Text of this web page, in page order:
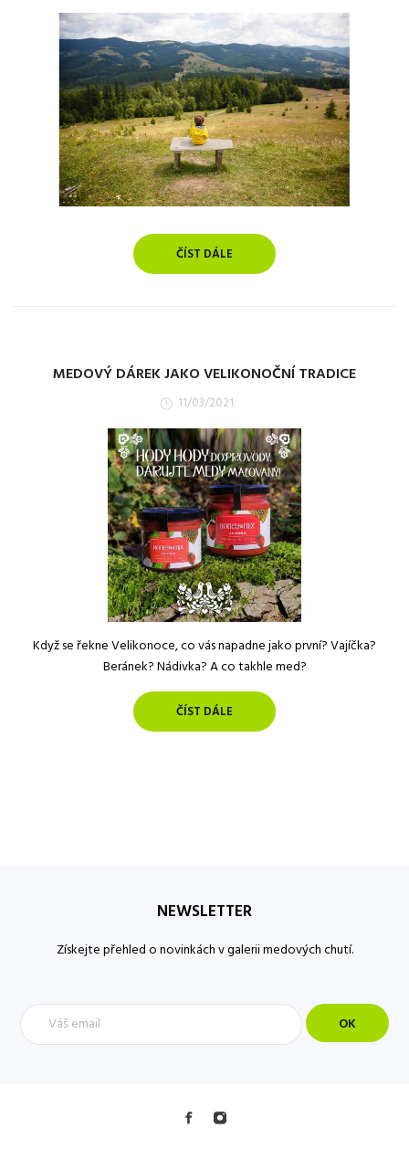
ČÍST DÁLE
MEDOVÝ DÁREK JAKO VELIKONOČNÍ TRADICE
11/03/2021
Když se řekne Velikonoce, co vás napadne jako první? Vajíčka?
Beránek? Nádivka? A co takhle med?
ČÍST DÁLE
NEWSLETTER
Získejte přehled o novinkách v galerii medových chutí.